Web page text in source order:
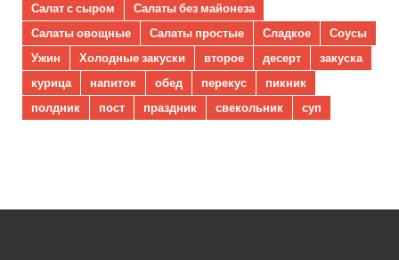
Салат с сыром
Салаты без майонеза
Салаты овощные
Салаты простые Сладкое
Соусы
Ужин
Холодные закуски второе десерт
закуска
курица
напиток обед перекус
пикник
полдник
пост праздник свекольник суп